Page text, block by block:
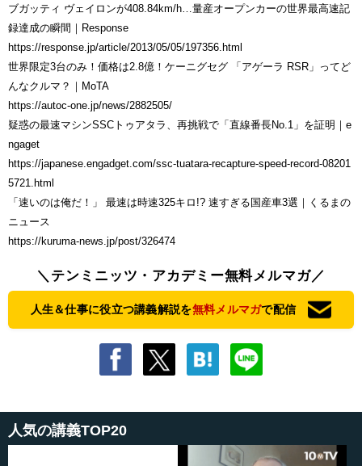
ブガッティ ヴェイロンが408.84km/h…量産オープンカーの世界最高速記
録達成の瞬間｜Response
https://response.jp/article/2013/05/05/197356.html
世界限定3台のみ！価格は2.8億！ケーニグセグ 「アゲーラ RSR」ってど
んなクルマ？｜MoTA
https://autoc-one.jp/news/2882505/
疑惑の最速マシンSSCトゥアタラ、再挑戦で「直線番長No.1」を証明｜e
ngaget
https://japanese.engadget.com/ssc-tuatara-recapture-speed-record-08201
5721.html
「速いのは俺だ！」 最速は時速325キロ!? 速すぎる国産車3選｜くるまの
ニュース
https://kuruma-news.jp/post/326474
＼テンミニッツ・アカデミー無料メルマガ／
人生＆仕事に役立つ講義解説を無料メルマガで配信
人気の講義TOP20